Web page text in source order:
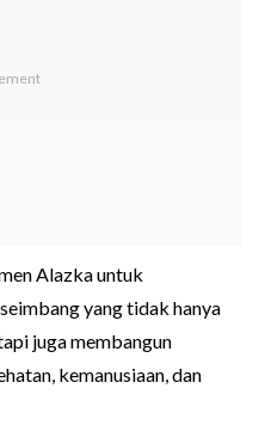
Alazka untuk
yang tidak hanya
juga membangun
kemanusiaan, dan